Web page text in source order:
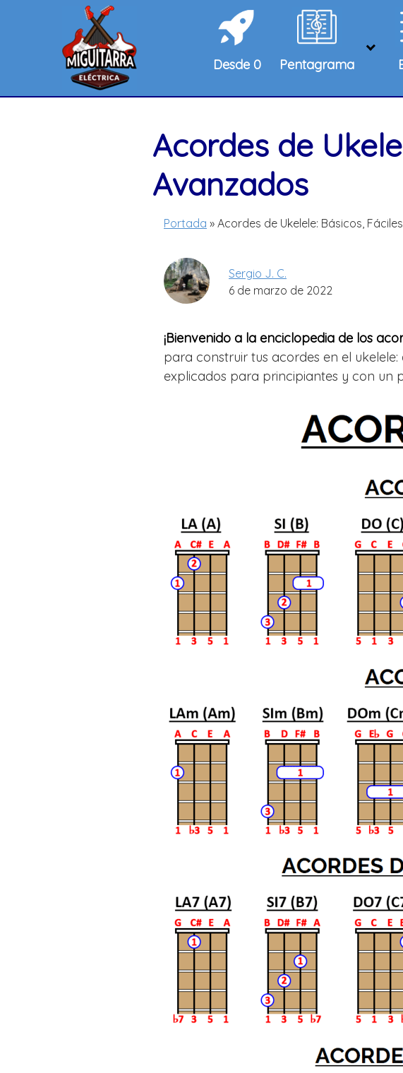
Desde 0 Pentagrama
Acordes de
Avanzados
Portada » Acordes de Ukelele: Básicos,
Sergio J. C.
6 de marzo de 2022
¡Bienvenido a la enciclopedia de los
para construir tus acordes en el
explicados para principiantes y con un